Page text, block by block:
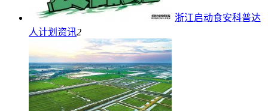
浙江启动食安科普达
人计划 资讯2